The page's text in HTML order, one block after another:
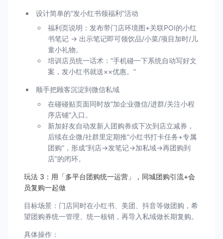
设计简单的“发小红书领福利”活动
福利页说明：发布带门店环境图+关联POI的小红
书笔记 → 出示笔记即可领饮品/小菜/项目加时/儿
童小礼物。
培训店员统一话术：“手机碰一下系统自动写好文
案，发小红书就送××优惠。”
顺手把顾客沉淀到微信私域
在碰碰贴页面同时放“加企业微信/进群/关注小程
序店铺”入口。
新加好友自动发新人团购券或下次到店立减券，
后续在企微/社群里定期推“小红书打卡任务+专属
团购”，形成“到店→发笔记→加私域→再团购到
店”的闭环。
玩法 3：用「多平台团购统一运营」，同城团购引流+会
员复购一起做
目标场景：门店同时在小红书、美团、抖音等做团购，希
望团购券统一管理、统一核销，再导入私域做长期复购。
具体操作：